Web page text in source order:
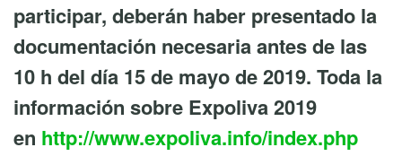
participar, deberán haber presentado la
documentación necesaria antes de las
10 h del día 15 de mayo de 2019. Toda la
información sobre Expoliva 2019
en http://www.expoliva.info/index.php